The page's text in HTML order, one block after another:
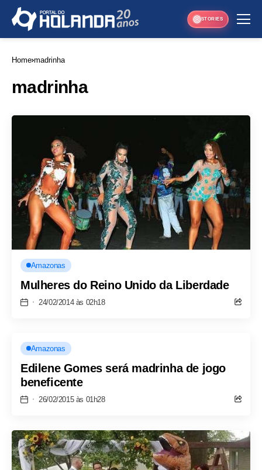
STORIES
Home madrinha
madrinha
Amazonas
Mulheres do Reino Unido da Liberdade
24/02/2014 às 02h18
Amazonas
Edilene Gomes será madrinha de jogo
beneficente
26/02/2015 às 01h28